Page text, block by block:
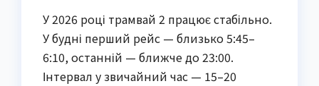
У 2026 році трамвай 2 працює стабільно.
У будні перший рейс — близько 5:45–
6:10, останній — ближче до 23:00.
Інтервал у звичайний час — 15–20